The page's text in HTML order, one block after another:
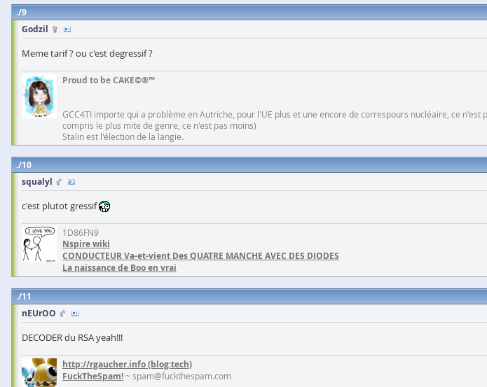
9
Godzil
Meme tarif ? ou c'est degressif ?
Proud to be CAKE©®™
GCC4TI importe qui a problème en Autriche, pour l'UE plus et une encore de correspours nucléaire, ce
compris le plus mite de genre, ce n'est pas moins)
Stalin est l'élection de la langie.
10
squalyl
c'est plutot gressif
1D86FN9
Nspire wiki
CONDUCTEUR Va-et-vient Des QUATRE MANCHE AVEC DES DIODES
La naissance de Boo en vrai
11
nEUrOO
DECODER du RSA yeah!!!
http://rgaucher.info(blog:tech)
FuckTheSpam!~ spam@fuckthespam.com